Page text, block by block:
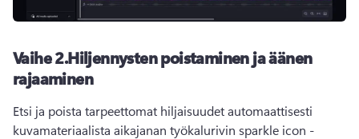
Vaihe 2.Hiljennysten poistaminen ja äänen
rajaaminen
Etsi ja poista tarpeettomat hiljaisuudet automaattisesti
kuvamateriaalista aikajanan työkalurivin sparkle icon -